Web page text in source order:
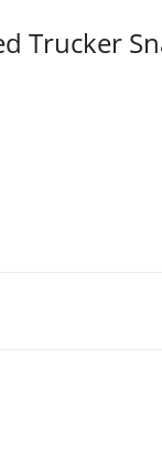
Trucker